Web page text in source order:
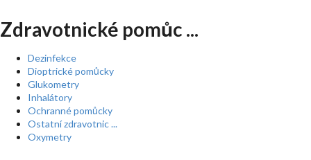
Zdravotnické pomůc ...
Dezinfekce
Dioptrické pomůcky
Glukometry
Inhalátory
Ochranné pomůcky
Ostatní zdravotnic ...
Oxymetry